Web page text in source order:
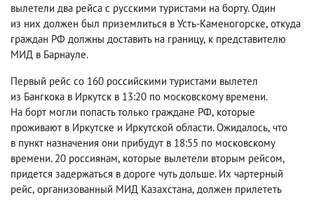
вылетели два рейса с русскими туристами на борту. Один
из них должен был приземлиться в Усть-Каменогорске, откуда
граждан РФ должны доставить на границу, к представителю
МИД в Барнауле.
Первый рейс со 160 российскими туристами вылетел
из Бангкока в Иркутск в 13:20 по московскому времени.
На борт могли попасть только граждане РФ, которые
проживают в Иркутске и Иркутской области. Ожидалось, что
в пункт назначения они прибудут в 18:55 по московскому
времени. 20 россиянам, которые вылетели вторым рейсом,
придется задержаться в дороге чуть дольше. Их чартерный
рейс, организованный МИД Казахстана, должен прилететь